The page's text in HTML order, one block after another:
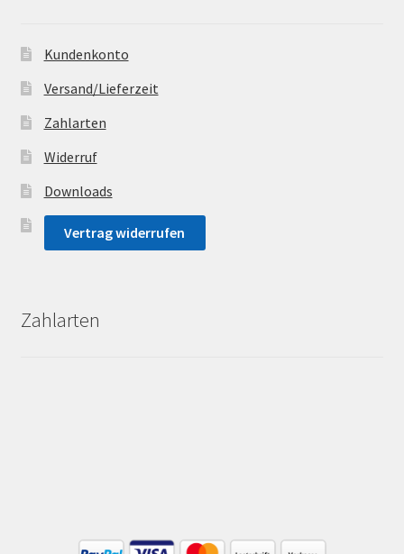
Kundenkonto
Versand/Lieferzeit
Zahlarten
Widerruf
Downloads
Vertrag widerrufen
Zahlarten